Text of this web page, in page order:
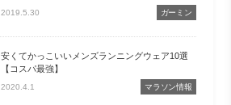
2019.5.30 ガーミン
安くてかっこいいメンズランニングウェア10選
【コスパ最強】
2020.4.1 マラソン情報